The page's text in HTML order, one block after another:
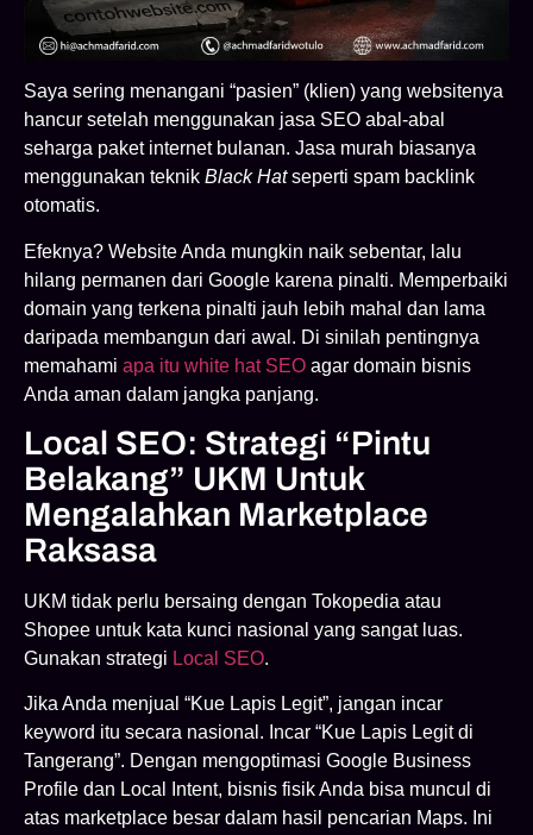
Saya sering menangani “pasien” (klien) yang websitenya
hancur setelah menggunakan jasa SEO abal-abal
seharga paket internet bulanan. Jasa murah biasanya
menggunakan teknik Black Hatseperti spam backlink
otomatis.
Efeknya? Website Anda mungkin naik sebentar, lalu
hilang permanen dari Google karena pinalti. Memperbaiki
domain yang terkena pinalti jauh lebih mahal dan lama
daripada membangun dari awal. Di sinilah pentingnya
memahami apa itu white hat SEO agar domain bisnis
Anda aman dalam jangka panjang.
Local SEO: Strategi “Pintu
Belakang” UKM Untuk
Mengalahkan Marketplace
Raksasa
UKM tidak perlu bersaing dengan Tokopedia atau
Shopee untuk kata kunci nasional yang sangat luas.
Gunakan strategi Local SEO.
Jika Anda menjual “Kue Lapis Legit”, jangan incar
keyword itu secara nasional. Incar “Kue Lapis Legit di
Tangerang”. Dengan mengoptimasi Google Business
Profile dan Local Intent, bisnis fisik Anda bisa muncul di
atas marketplace besar dalam hasil pencarian Maps. Ini